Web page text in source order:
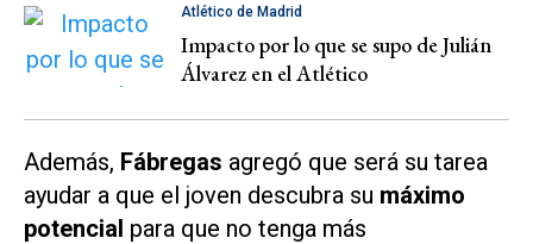
Atlético de Madrid
Impacto por lo que se supo de Julián
Álvarez en el Atlético
Además, Fábregas agregó que será su tarea
ayudar a que el joven descubra su máximo
potencial para que no tenga más